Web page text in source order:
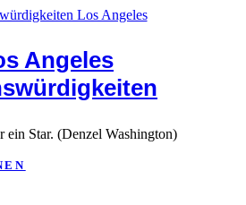
Angeles
ein Star. (Denzel Washington)